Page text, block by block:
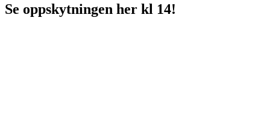
Se oppskytningen her kl 14!